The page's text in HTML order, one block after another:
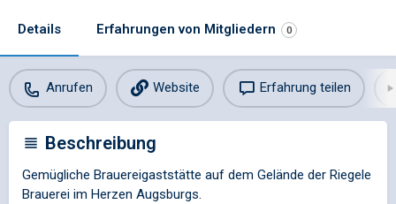
Details Erfahrungen von Mitgliedern 0
Anrufen Website Erfahrung teilen
Beschreibung
Gemügliche Brauereigaststätte auf dem Gelände der Riegele
Brauerei im Herzen Augsburgs.